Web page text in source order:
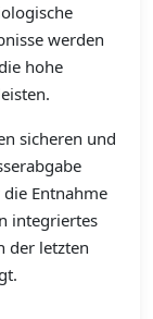
werden
hohe
sicheren und
Entnahme
integriertes
der letzten